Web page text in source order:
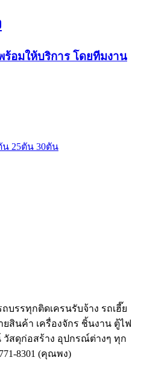
ร้อมให้บริการ โดยทีมงาน
น 25ตัน 30ตัน
บรรทุกติดเครนรับจ้าง รถเฮี๊ย
สินค้า เครื่องจักร ชิ้นงาน ตู้ไฟ
สดุก่อสร้าง อุปกรณ์ต่างๆ ทุก
8301 (คุณพง)